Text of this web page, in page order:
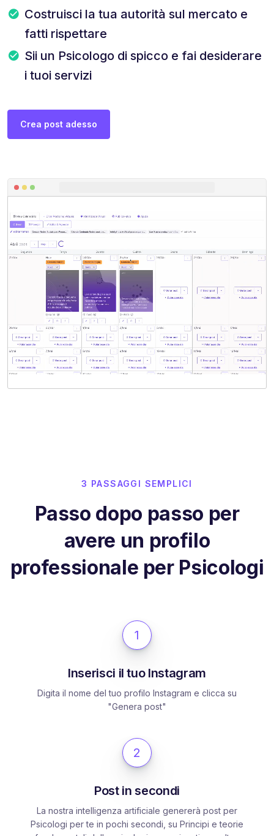
Costruisci la tua autorità sul mercato e
fatti rispettare
Sii un Psicologo di spicco e fai desiderare
i tuoi servizi
Crea post adesso
3 PASSAGGI SEMPLICI
Passo dopo passo per
avere un profilo
professionale per Psicologi
1
Inserisci il tuo Instagram
Digita il nome del tuo profilo Instagram e clicca su
"Genera post"
2
Post in secondi
La nostra intelligenza artificiale genererà post per
Psicologi per te in pochi secondi, su Principi e teorie